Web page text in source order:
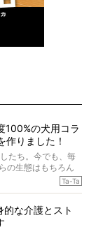
100%の犬用コラ
作りました！
たち。今でも、毎
の生態はもちろん
す。昔の犬は25年
しがちになっている
Ta-Ta
的な介護とスト